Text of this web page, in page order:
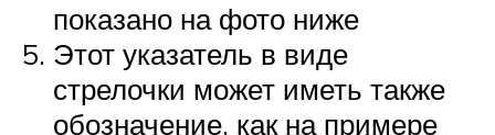
показано на фото ниже
Этот указатель в виде
стрелочки может иметь также
обозначение, как на примере